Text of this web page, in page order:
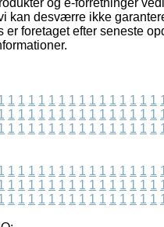
kan desværre ikke
er foretaget efter seneste
1 1 1 1 1 1 1 1 1 1 1 1 1 1 1
1 1 1 1 1 1 1 1 1 1 1 1 1 1 1
1 1 1 1 1 1 1 1 1 1 1 1 1 1 1
1 1 1 1 1 1 1 1 1 1 1 1 1 1 1
1 1 1 1 1 1 1 1 1 1 1 1 1 1 1
1 1 1 1 1 1 1 1 1 1 1 1 1 1 1